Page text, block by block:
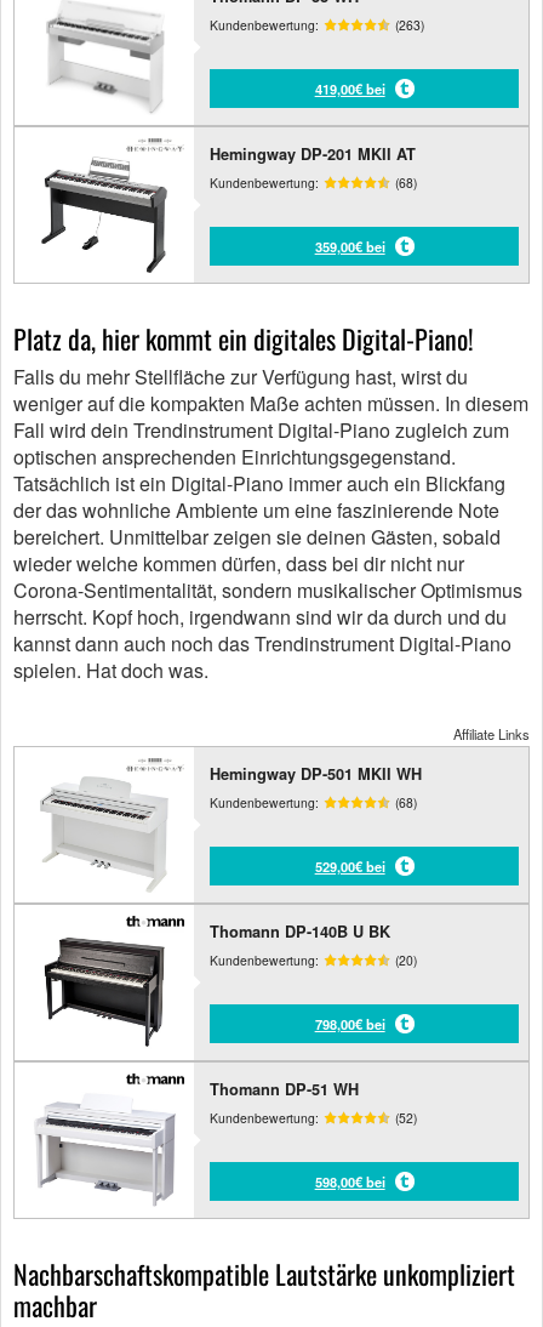
Kundenbewertung: (263)
419,00€ bei
Hemingway DP-201 MKII AT
Kundenbewertung: (68)
359,00€ bei
Platz da, hier kommt ein digitales Digital-Piano!
Falls du mehr Stellfläche zur Verfügung hast, wirst du
weniger auf die kompakten Maße achten müssen. In diesem
Fall wird dein Trendinstrument Digital-Piano zugleich zum
optischen ansprechenden Einrichtungsgegenstand.
Tatsächlich ist ein Digital-Piano immer auch ein Blickfang
der das wohnliche Ambiente um eine faszinierende Note
bereichert. Unmittelbar zeigen sie deinen Gästen, sobald
wieder welche kommen dürfen, dass bei dir nicht nur
Corona-Sentimentalität, sondern musikalischer Optimismus
herrscht. Kopf hoch, irgendwann sind wir da durch und du
kannst dann auch noch das Trendinstrument Digital-Piano
spielen. Hat doch was.
Affiliate Links
Hemingway DP-501 MKII WH
Kundenbewertung: (68)
529,00€ bei
Thomann DP-140B U BK
Kundenbewertung: (20)
798,00€ bei
Thomann DP-51 WH
Kundenbewertung: (52)
598,00€ bei
Nachbarschaftskompatible Lautstärke unkompliziert
machbar